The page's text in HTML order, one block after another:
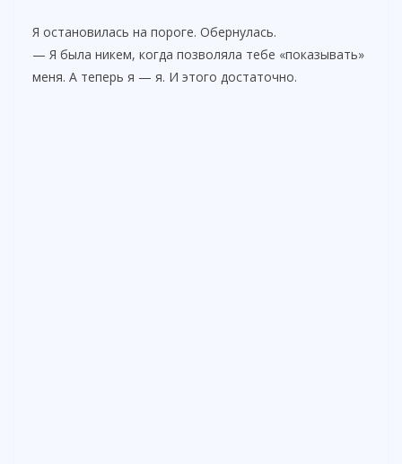
Я остановилась на пороге. Обернулась.
— Я была никем, когда позволяла тебе «показывать»
меня. А теперь я — я. И этого достаточно.